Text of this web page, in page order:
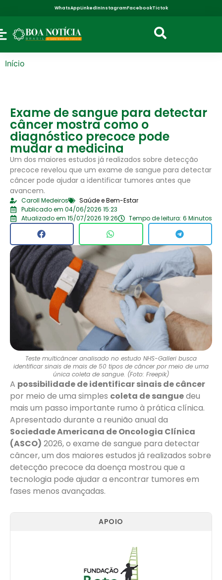
WhatsAppLinkedInInstagramFacebookTictok
Início
Exame de sangue para detectar
câncer mostra como o
diagnóstico precoce pode
mudar a medicina
Um dos maiores estudos já realizados sobre detecção
precoce revelou que um exame de sangue para detectar
câncer pode ajudar a identificar tumores antes que
avancem.
Caroll Medeiros
Saúde e Bem-Estar
Publicado em 04/06/2026 15:23
Atualizado em 15/07/2026 19:26
Tempo de leitura: 6 Minutos
Teste multicâncer analisado no estudo NHS-Galleri busca
identificar sinais de mais de 50 tipos de câncer por meio de uma
única coleta de sangue. (Foto: Freepik)
A possibilidade de identificar sinais de câncer
por meio de uma simples coleta de sanguedeu
mais um passo importante rumo à prática clínica.
Apresentado durante a reunião anual da
Sociedade Americana de Oncologia Clínica
(ASCO) 2026, o exame de sangue para detectar
câncer, um dos maiores estudos já realizados sobre
detecção precoce da doença mostrou que a
tecnologia pode ajudar a encontrar tumores em
fases menos avançadas.
APOIO